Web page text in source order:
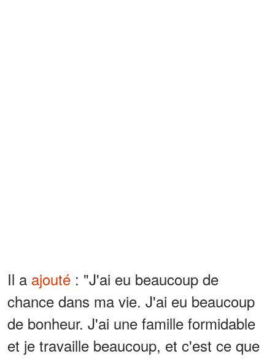
Il a ajouté : "J'ai eu beaucoup de
chance dans ma vie. J'ai eu beaucoup
de bonheur. J'ai une famille formidable
et je travaille beaucoup, et c'est ce que